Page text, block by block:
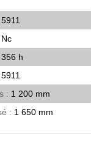
5911
Nc
356 h
5911
1 200 mm
1 650 mm